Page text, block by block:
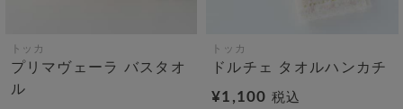
トッカ
プリマヴェーラ バスタオ
ル
トッカ
ドルチェ タオルハンカチ
¥1,100 税込